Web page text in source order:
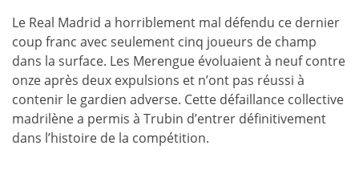
Le Real Madrid a horriblement mal défendu ce dernier
coup franc avec seulement cinq joueurs de champ
dans la surface. Les Merengue évoluaient à neuf contre
onze après deux expulsions et n’ont pas réussi à
contenir le gardien adverse. Cette défaillance collective
madrilène a permis à Trubin d’entrer définitivement
dans l’histoire de la compétition.